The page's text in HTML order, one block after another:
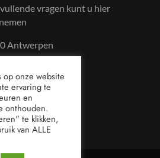
vragen kunt u hier
Antwerpen
44onze website
ervaring te
en
onthouden.
te klikken,
van ALLE